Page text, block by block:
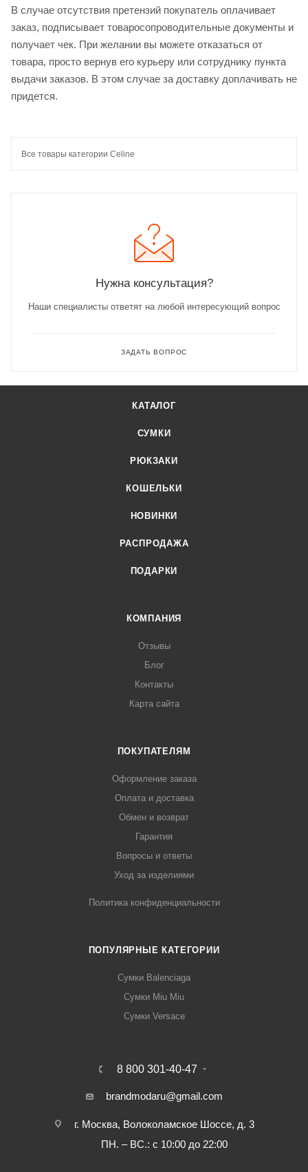
В случае отсутствия претензий покупатель оплачивает
заказ, подписывает товаросопроводительные документы и
получает чек. При желании вы можете отказаться от
товара, просто вернув его курьеру или сотруднику пункта
выдачи заказов. В этом случае за доставку доплачивать не
придется.
Все товары категории Celine
Нужна консультация?
Наши специалисты ответят на любой интересующий вопрос
ЗАДАТЬ ВОПРОС
КАТАЛОГ
СУМКИ
РЮКЗАКИ
КОШЕЛЬКИ
НОВИНКИ
РАСПРОДАЖА
ПОДАРКИ
КОМПАНИЯ
Отзывы
Блог
Контакты
Карта сайта
ПОКУПАТЕЛЯМ
Оформление заказа
Оплата и доставка
Обмен и возврат
Гарантия
Вопросы и ответы
Уход за изделиями
Политика конфиденциальности
ПОПУЛЯРНЫЕ КАТЕГОРИИ
Сумки Balenciaga
Сумки Miu Miu
Сумки Versace
8 800 301-40-47
brandmodaru@gmail.com
г. Москва, Волоколамское Шоссе, д. 3
ПН. – ВС.: с 10:00 до 22:00